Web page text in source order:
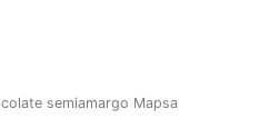
semiamargo Mapsa